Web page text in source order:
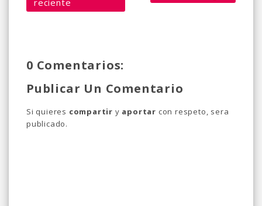
0 Comentarios:
Publicar Un Comentario
Si quieres compartir y aportar con respeto, sera
publicado.